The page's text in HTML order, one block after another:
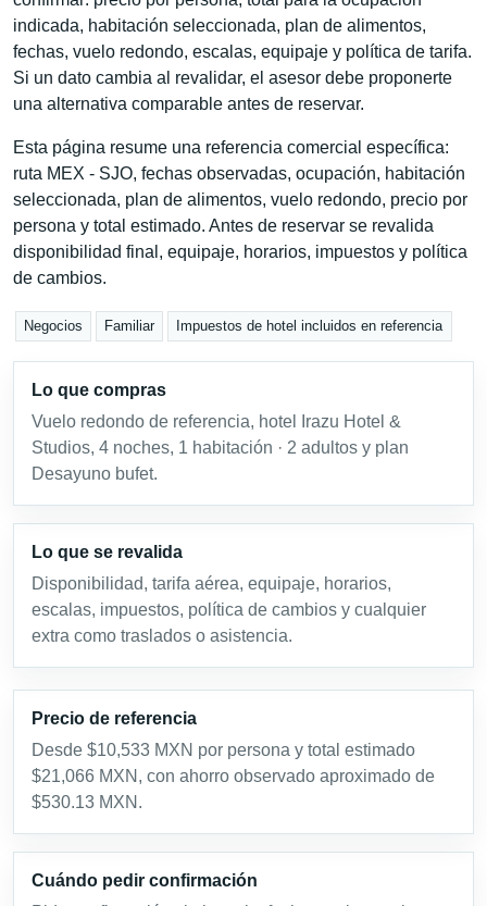
indicada, habitación seleccionada, plan de alimentos,
fechas, vuelo redondo, escalas, equipaje y política de tarifa.
Si un dato cambia al revalidar, el asesor debe proponerte
una alternativa comparable antes de reservar.
Esta página resume una referencia comercial específica:
ruta MEX - SJO, fechas observadas, ocupación, habitación
seleccionada, plan de alimentos, vuelo redondo, precio por
persona y total estimado. Antes de reservar se revalida
disponibilidad final, equipaje, horarios, impuestos y política
de cambios.
Negocios Familiar Impuestos de hotel incluidos en referencia
Lo que compras
Vuelo redondo de referencia, hotel Irazu Hotel &
Studios, 4 noches, 1 habitación · 2 adultos y plan
Desayuno bufet.
Lo que se revalida
Disponibilidad, tarifa aérea, equipaje, horarios,
escalas, impuestos, política de cambios y cualquier
extra como traslados o asistencia.
Precio de referencia
Desde $10,533 MXN por persona y total estimado
$21,066 MXN, con ahorro observado aproximado de
$530.13 MXN.
Cuándo pedir confirmación